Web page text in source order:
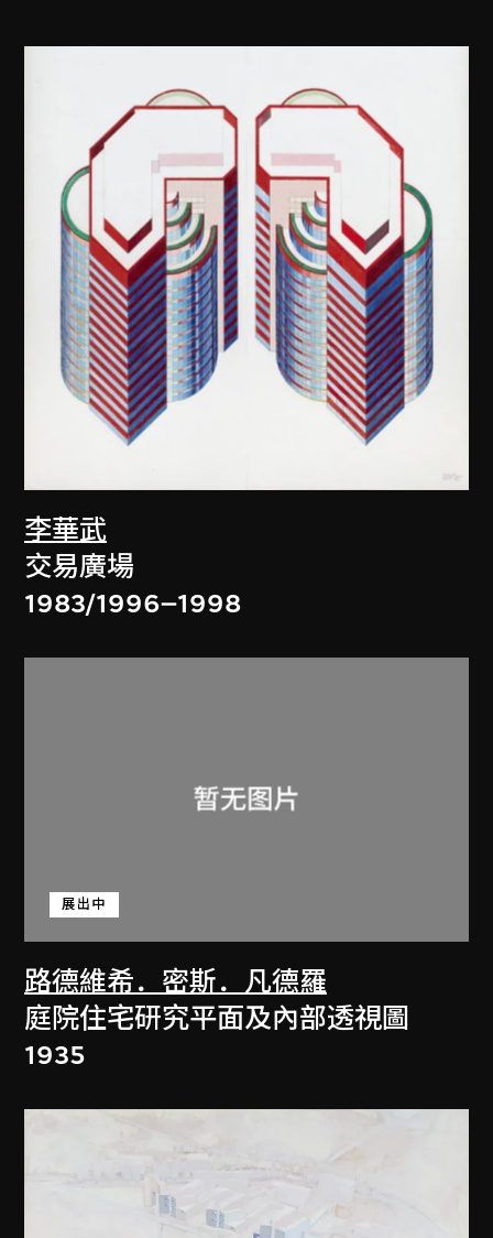
李華武
交易廣場
1983/1996–1998
路德維希．密斯．凡德羅
展出中
庭院住宅研究平面及內部透視圖
1935